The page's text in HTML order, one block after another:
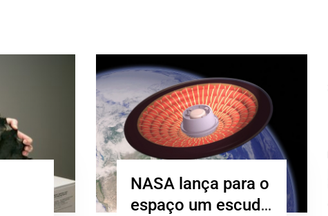
NASA lança para o
espaço um escudo